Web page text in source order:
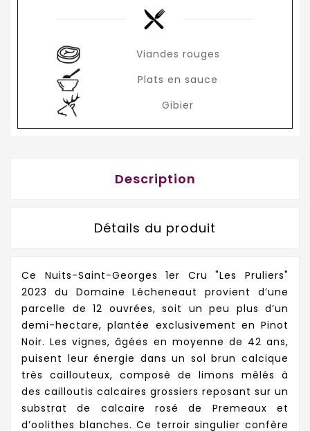
Viandes rouges
Plats en sauce
Gibier
Description
Détails du produit
Ce Nuits-Saint-Georges 1er Cru "Les Pruliers"
2023 du Domaine Lécheneaut provient d’une
parcelle de 12 ouvrées, soit un peu plus d’un
demi-hectare, plantée exclusivement en Pinot
Noir. Les vignes, âgées en moyenne de 42 ans,
puisent leur énergie dans un sol brun calcique
très caillouteux, composé de limons mêlés à
des cailloutis calcaires grossiers reposant sur un
substrat de calcaire rosé de Premeaux et
d’oolithes blanches. Ce terroir singulier confère